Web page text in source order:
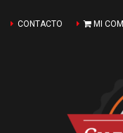
CONTACTO MI